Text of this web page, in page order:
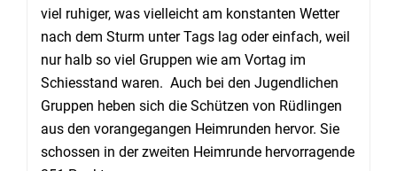
viel ruhiger, was vielleicht am konstanten Wetter
nach dem Sturm unter Tags lag oder einfach, weil
nur halb so viel Gruppen wie am Vortag im
Schiesstand waren. Auch bei den Jugendlichen
Gruppen heben sich die Schützen von Rüdlingen
aus den vorangegangen Heimrunden hervor. Sie
schossen in der zweiten Heimrunde hervorragende